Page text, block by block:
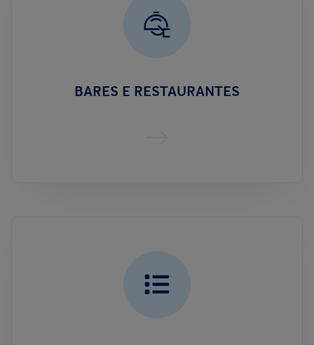
BARES E RESTAURANTES